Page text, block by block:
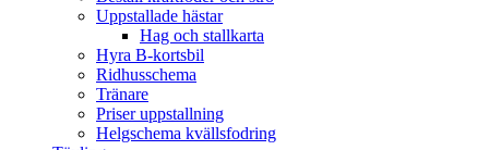
Uppstallade hästar
Hag och stallkarta
Hyra B-kortsbil
Ridhusschema
Tränare
Priser uppstallning
Helgschema kvällsfodring